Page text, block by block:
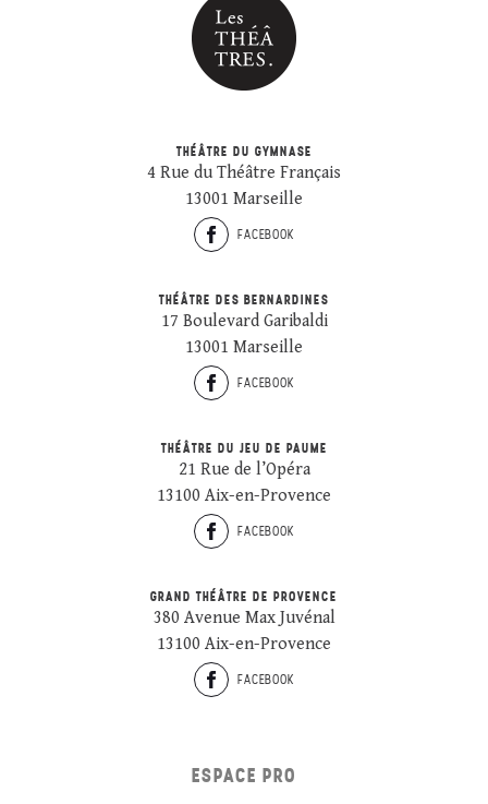
THÉÂTRE DU GYMNASE
4 Rue du Théâtre Français
13001 Marseille
FACEBOOK
THÉÂTRE DES BERNARDINES
17 Boulevard Garibaldi
13001 Marseille
FACEBOOK
THÉÂTRE DU JEU DE PAUME
21 Rue de l’Opéra
13100 Aix-en-Provence
FACEBOOK
GRAND THÉÂTRE DE PROVENCE
380 Avenue Max Juvénal
13100 Aix-en-Provence
FACEBOOK
ESPACE PRO